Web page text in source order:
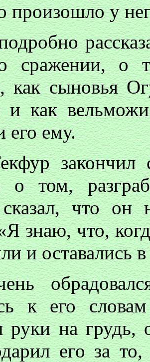
произошло у
сражении, о
как сыновья
и как
его ему.
закончил
о том,
что он
знаю, что,
и оставались
к его
руки на
его за